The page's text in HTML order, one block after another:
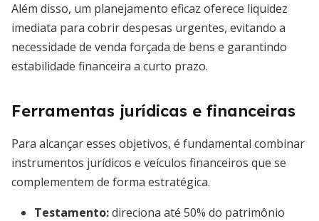
Além disso, um planejamento eficaz oferece liquidez
imediata para cobrir despesas urgentes, evitando a
necessidade de venda forçada de bens e garantindo
estabilidade financeira a curto prazo.
Ferramentas jurídicas e financeiras
Para alcançar esses objetivos, é fundamental combinar
instrumentos jurídicos e veículos financeiros que se
complementem de forma estratégica.
Testamento:direciona até 50% do patrimônio